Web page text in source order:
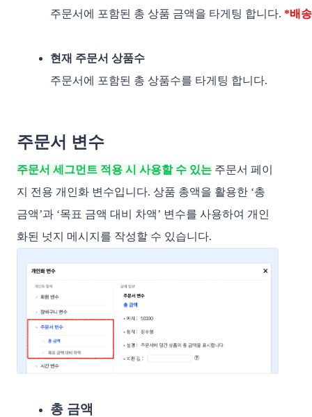
주문서에 포함된 총 상품 금액을 타게팅 합니다. *배
현재 주문서 상품수
주문서에 포함된 총 상품수를 타게팅 합니다.
주문서 변수
주문서 세그먼트 적용 시 사용할 수 있는 주문서 페이
지 전용 개인화 변수입니다. 상품 총액을 활용한 ‘총
금액’과 ‘목표 금액 대비 차액’ 변수를 사용하여 개인
화된 넛지 메시지를 작성할 수 있습니다.
총 금액